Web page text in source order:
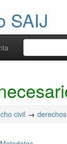
SAIJ
civil